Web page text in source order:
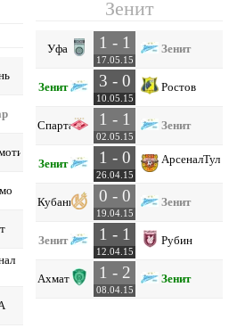
Зенит
Уфа 1 - 1
17.05.15
Зенит
Зенит 3 - 0
10.05.15
Ростов
Спартак 1 - 1
02.05.15
Зенит
Зенит 1 - 0
26.04.15
АрсеналТула
Кубань 0 - 0
19.04.15
Зенит
Зенит 1 - 1
12.04.15
Рубин
Ахмат 1 - 2
08.04.15
Зенит